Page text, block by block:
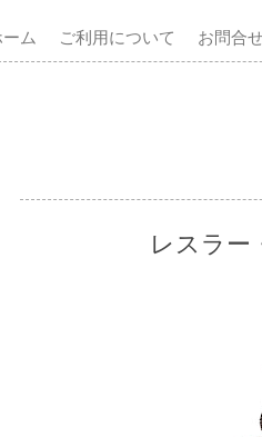
ーム ご利用について お問合
レスラー